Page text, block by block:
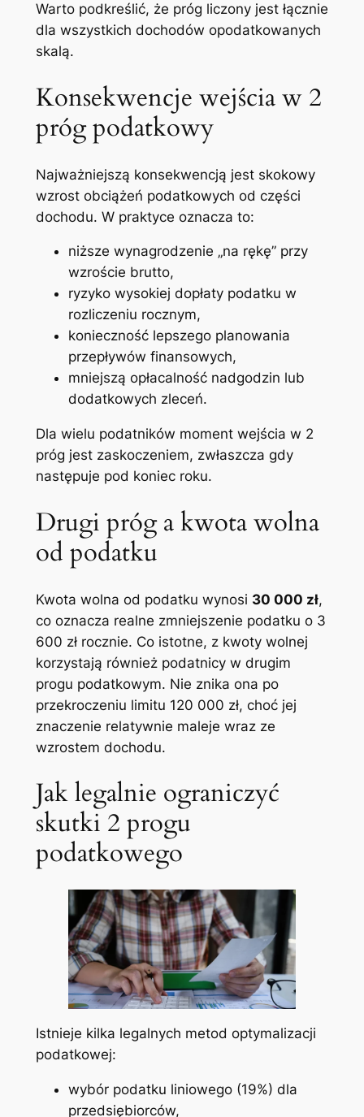
Warto podkreślić, że próg liczony jest łącznie
dla wszystkich dochodów opodatkowanych
skalą.
Konsekwencje wejścia w 2
próg podatkowy
Najważniejszą konsekwencją jest skokowy
wzrost obciążeń podatkowych od części
dochodu. W praktyce oznacza to:
niższe wynagrodzenie „na rękę” przy
wzroście brutto,
ryzyko wysokiej dopłaty podatku w
rozliczeniu rocznym,
konieczność lepszego planowania
przepływów finansowych,
mniejszą opłacalność nadgodzin lub
dodatkowych zleceń.
Dla wielu podatników moment wejścia w 2
próg jest zaskoczeniem, zwłaszcza gdy
następuje pod koniec roku.
Drugi próg a kwota wolna
od podatku
Kwota wolna od podatku wynosi 30 000 zł,
co oznacza realne zmniejszenie podatku o 3
600 zł rocznie. Co istotne, z kwoty wolnej
korzystają również podatnicy w drugim
progu podatkowym. Nie znika ona po
przekroczeniu limitu 120 000 zł, choć jej
znaczenie relatywnie maleje wraz ze
wzrostem dochodu.
Jak legalnie ograniczyć
skutki 2 progu
podatkowego
Istnieje kilka legalnych metod optymalizacji
podatkowej:
wybór podatku liniowego (19%) dla
przedsiębiorców,